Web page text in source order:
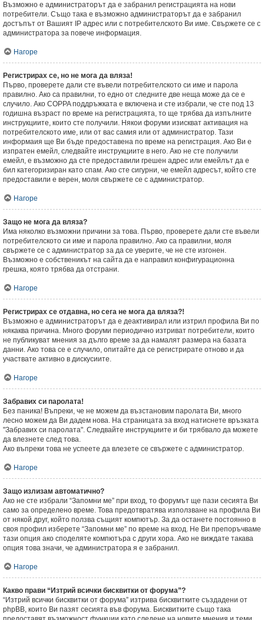
Възможно е администраторът да е забранил регистрацията на нови
потребители. Също така е възможно администраторът да е забранил
достъпът от Вашият IP адрес или с потребителското Ви име. Свържете се с
администратора за повече информация.
Нагоре
Регистрирах се, но не мога да вляза!
Първо, проверете дали сте въвели потребителското си име и парола
правилно. Ако са правилни, то едно от следните две неща може да се е
случило. Ако COPPA поддръжката е включена и сте избрали, че сте под 13
годишна възраст по време на регистрацията, то ще трябва да изпълните
инструкциите, които сте получили. Някои форуми изискват активация на
потребителското име, или от вас самия или от администратор. Тази
информаия ще Ви бъде предоставена по време на регистрация. Ако Ви е
изпратен емейл, следвайте инструкциите в него. Ако не сте получили
емейл, е възможно да сте предоставили грешен адрес или емейлът да е
бил категоризиран като спам. Ако сте сигурни, че емейл адресът, който сте
предоставили е верен, моля свържете се с администратор.
Нагоре
Защо не мога да вляза?
Има няколко възможни причини за това. Първо, проверете дали сте въвели
потребителското си име и парола правилно. Ако са правилни, моля
свържете се с администратор за да се уверите, че не сте изгонен.
Възможно е собственикът на сайта да е направил конфигурационна
грешка, която трябва да отстрани.
Нагоре
Регистрирах се отдавна, но сега не мога да вляза?!
Възможно е администраторът да е деактивирал или изтрил профила Ви по
някаква причина. Много форуми периодично изтриват потребители, които
не публикуват мнения за дълго време за да намалят размера на базата
данни. Ако това се е случило, опитайте да се регистрирате отново и да
участвате активно в дискусиите.
Нагоре
Забравих си паролата!
Без паника! Въпреки, че не можем да възстановим паролата Ви, много
лесно можем да Ви дадем нова. На страницата за вход натиснете връзката
"Забравих си паролата". Следвайте инструкциите и би трябвало да можете
да влезнете след това.
Ако въпреки това не успеете да влезете се свържете с администратор.
Нагоре
Защо излизам автоматично?
Ако не сте избрали “Запомни ме” при вход, то форумът ще пази сесията Ви
само за определено време. Това предотвратява използване на профила Ви
от някой друг, който ползва същият компютър. За да останете постоянно в
своя профил изберете “Запомни ме” по време на вход. Не Ви препоръчваме
тази опция ако споделяте компютъра с други хора. Ако не виждате такава
опция това значи, че администратора я е забранил.
Нагоре
Какво прави “Изтрий всички бисквитки от форума”?
“Изтрий всички бисквитки от форума” изтрива бисквитките създадени от
phpBB, които Ви пазят сесията във форума. Бисквитките също така